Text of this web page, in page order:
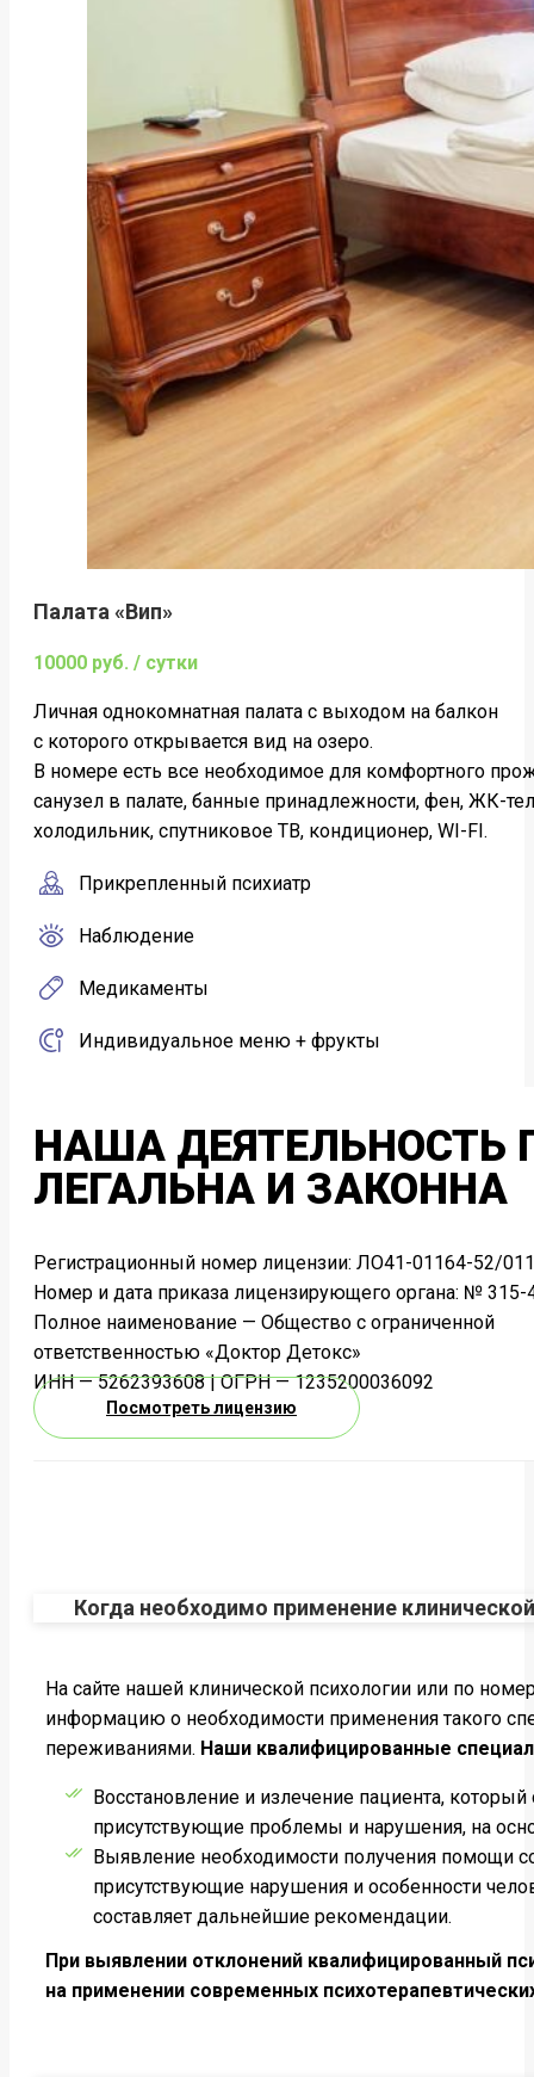
Палата «Вип»
10000 руб. / сутки
Личная однокомнатная палата c выходом на балкон
с которого открывается вид на озеро.
В номере есть все необходимое для комфортного
санузел в палате, банные принадлежности, фен, ЖК-
холодильник, спутниковое ТВ, кондиционер, WI-FI.
Прикрепленный психиатр
Наблюдение
Медикаменты
Индивидуальное меню + фрукты
НАША ДЕЯТЕЛЬНОСТЬ
ЛЕГАЛЬНА И ЗАКОННА
Регистрационный номер лицензии: ЛО41-01164-52/
Номер и дата приказа лицензирующего органа: №
Полное наименование — Общество с ограниченной
ответственностью «Доктор Детокс»
ИНН — 5262393608 | ОГРН — 1235200036092
Посмотреть лицензию
Когда необходимо применение
На сайте нашей клинической психологии или по
информацию о необходимости применения такого
переживаниями. Наши квалифицированные
Восстановление и излечение пациента,
присутствующие проблемы и нарушения, на
Выявление необходимости получения помощи
присутствующие нарушения и особенности
составляет дальнейшие рекомендации.
При выявлении отклонений квалифицированный
на применении современных